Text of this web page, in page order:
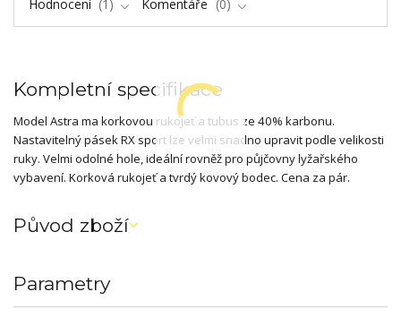
Hodnocení
1 Komentáře 0
Kompletní specifikace
Model Astra ma korkovou rukojeť a tubus ze 40% karbonu.
Nastavitelný pásek RX sport lze velmi snadno upravit podle velikosti
ruky. Velmi odolné hole, ideální rovněž pro půjčovny lyžařského
vybavení. Korková rukojeť a tvrdý kovový bodec. Cena za pár.
Původ zboží
Parametry